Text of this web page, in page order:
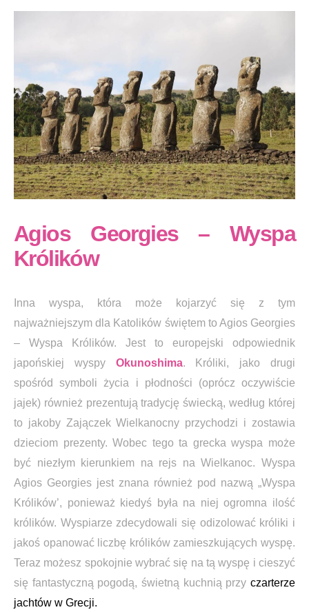
Agios Georgies – Wyspa
Królików
Inna wyspa, która może kojarzyć się z tym
najważniejszym dla Katolików świętem to Agios Georgies
– Wyspa Królików. Jest to europejski odpowiednik
japońskiej wyspy Okunoshima. Króliki, jako drugi
spośród symboli życia i płodności (oprócz oczywiście
jajek) również prezentują tradycję świecką, według której
to jakoby Zajączek Wielkanocny przychodzi i zostawia
dzieciom prezenty. Wobec tego ta grecka wyspa może
być niezłym kierunkiem na rejs na Wielkanoc. Wyspa
Agios Georgies jest znana również pod nazwą „Wyspa
Królików’, ponieważ kiedyś była na niej ogromna ilość
królików. Wyspiarze zdecydowali się odizolować króliki i
jakoś opanować liczbę królików zamieszkujących wyspę.
Teraz możesz spokojnie wybrać się na tą wyspę i cieszyć
się fantastyczną pogodą, świetną kuchnią przy czarterze
jachtów w Grecji.